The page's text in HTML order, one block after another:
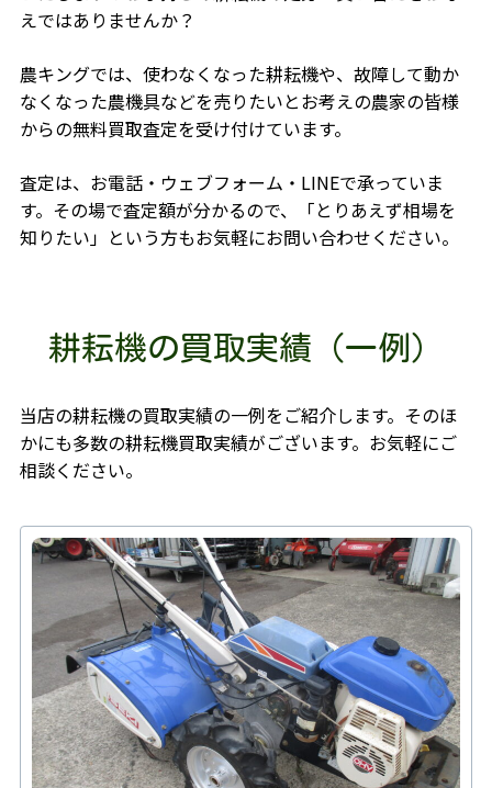
えではありませんか？
農キングでは、使わなくなった耕耘機や、故障して動か
なくなった農機具などを売りたいとお考えの農家の皆様
からの無料買取査定を受け付けています。
査定は、お電話・ウェブフォーム・LINEで承っていま
す。その場で査定額が分かるので、「とりあえず相場を
知りたい」という方もお気軽にお問い合わせください。
耕耘機の買取実績（一例）
当店の耕耘機の買取実績の一例をご紹介します。そのほ
かにも多数の耕耘機買取実績がございます。お気軽にご
相談ください。